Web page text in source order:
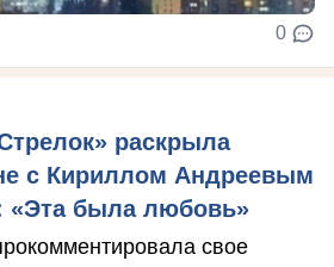
0
раскрыла
с Кириллом Андреевым
«Эта была любовь»
свое